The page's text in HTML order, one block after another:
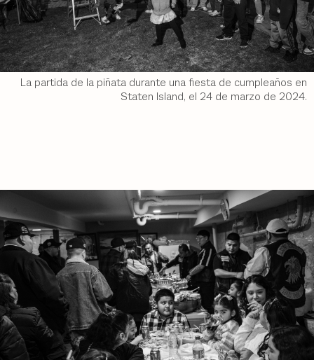
La partida de la piñata durante una fiesta de cumpleaños en
Staten Island, el 24 de marzo de 2024.